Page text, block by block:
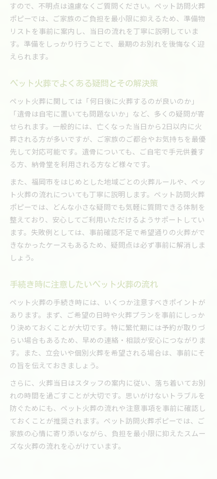
すので、不明点は遠慮なくご質問ください。ペット訪問火葬
ポピーでは、ご家族のご負担を最小限に抑えるため、準備物
リストを事前に案内し、当日の流れを丁寧に説明していま
す。準備をしっかり行うことで、最期のお別れを後悔なく迎
えられます。
ペット火葬でよくある疑問とその解決策
ペット火葬に関しては「何日後に火葬するのが良いのか」
「遺骨は自宅に置いても問題ないか」など、多くの疑問が寄
せられます。一般的には、亡くなった当日から2日以内に火
葬される方が多いですが、ご家族のご都合やお気持ちを最優
先して対応可能です。遺骨についても、ご自宅で手元供養す
る方、納骨堂を利用される方など様々です。
また、福岡市をはじめとした地域ごとの火葬ルールや、ペッ
ト火葬の流れについても丁寧に説明します。ペット訪問火葬
ポピーでは、どんな小さな疑問でも気軽に質問できる体制を
整えており、安心してご利用いただけるようサポートしてい
ます。失敗例としては、事前確認不足で希望通りの火葬がで
きなかったケースもあるため、疑問点は必ず事前に解消しま
しょう。
手続き時に注意したいペット火葬の流れ
ペット火葬の手続き時には、いくつか注意すべきポイントが
あります。まず、ご希望の日時や火葬プランを事前にしっか
り決めておくことが大切です。特に繁忙期には予約が取りづ
らい場合もあるため、早めの連絡・相談が安心につながりま
す。また、立会いや個別火葬を希望される場合は、事前にそ
の旨を伝えておきましょう。
さらに、火葬当日はスタッフの案内に従い、落ち着いてお別
れの時間を過ごすことが大切です。思いがけないトラブルを
防ぐためにも、ペット火葬の流れや注意事項を事前に確認し
ておくことが推奨されます。ペット訪問火葬ポピーでは、ご
家族の心情に寄り添いながら、負担を最小限に抑えたスムー
ズな火葬の流れを心がけています。